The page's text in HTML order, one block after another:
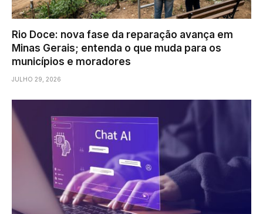
Rio Doce: nova fase da reparação avança em
Minas Gerais; entenda o que muda para os
municípios e moradores
JULHO 29, 2026